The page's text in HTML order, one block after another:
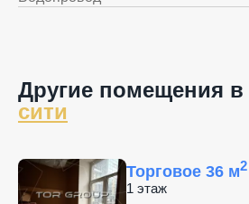
Другие помещения в
сити
Торговое 36 м2
1 этаж